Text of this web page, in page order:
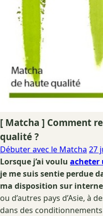
[ Matcha ] Comment
qualité ?
Débuter avec le Matcha 27
Lorsque j’ai voulu acheter
je me suis sentie perdue
ma disposition sur
ou d’autres pays d’Asie, à
dans des